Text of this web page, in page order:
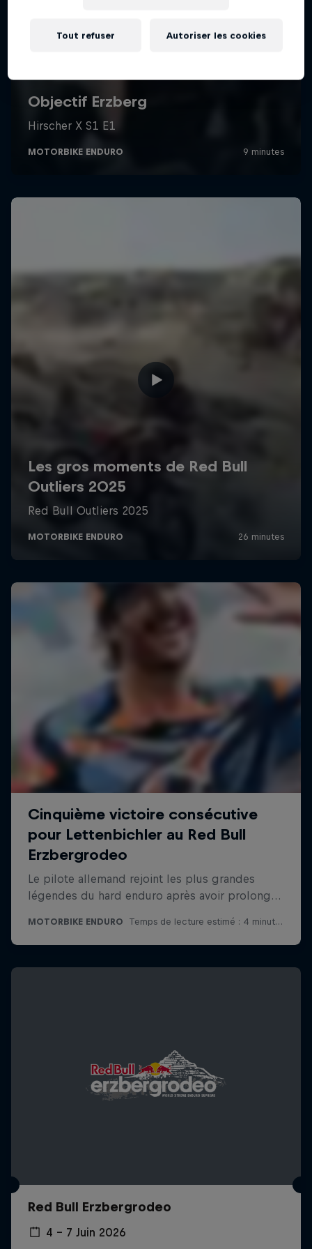
Red Bull Erzbergrodeo
4 – 7 Juin 2026
Tout refuser Autoriser les cookies